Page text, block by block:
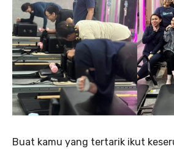
Buat kamu yang tertarik ikut